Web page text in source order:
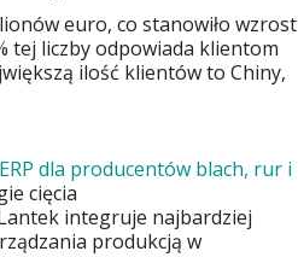
euro, co stanowiło wzrost
tej liczby odpowiada klientom
ilość klientów to Chiny,
dla producentów blach, rur i
cięcia
integruje najbardziej
produkcją w